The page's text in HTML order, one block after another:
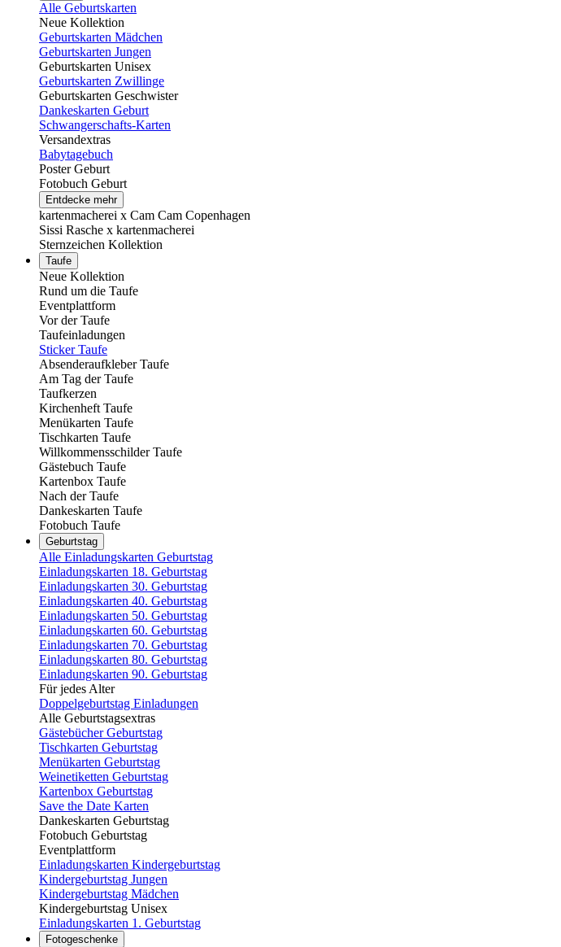
Alle Geburtskarten
Neue Kollektion
Geburtskarten Mädchen
Geburtskarten Jungen
Geburtskarten Unisex
Geburtskarten Zwillinge
Geburtskarten Geschwister
Dankeskarten Geburt
Schwangerschafts-Karten
Versandextras
Babytagebuch
Poster Geburt
Fotobuch Geburt
Entdecke mehr
kartenmacherei x Cam Cam Copenhagen
Sissi Rasche x kartenmacherei
Sternzeichen Kollektion
Taufe
Neue Kollektion
Rund um die Taufe
Eventplattform
Vor der Taufe
Taufeinladungen
Sticker Taufe
Absenderaufkleber Taufe
Am Tag der Taufe
Taufkerzen
Kirchenheft Taufe
Menükarten Taufe
Tischkarten Taufe
Willkommensschilder Taufe
Gästebuch Taufe
Kartenbox Taufe
Nach der Taufe
Dankeskarten Taufe
Fotobuch Taufe
Geburtstag
Alle Einladungskarten Geburtstag
Einladungskarten 18. Geburtstag
Einladungskarten 30. Geburtstag
Einladungskarten 40. Geburtstag
Einladungskarten 50. Geburtstag
Einladungskarten 60. Geburtstag
Einladungskarten 70. Geburtstag
Einladungskarten 80. Geburtstag
Einladungskarten 90. Geburtstag
Für jedes Alter
Doppelgeburtstag Einladungen
Alle Geburtstagsextras
Gästebücher Geburtstag
Tischkarten Geburtstag
Menükarten Geburtstag
Weinetiketten Geburtstag
Kartenbox Geburtstag
Save the Date Karten
Dankeskarten Geburtstag
Fotobuch Geburtstag
Eventplattform
Einladungskarten Kindergeburtstag
Kindergeburtstag Jungen
Kindergeburtstag Mädchen
Kindergeburtstag Unisex
Einladungskarten 1. Geburtstag
Fotogeschenke